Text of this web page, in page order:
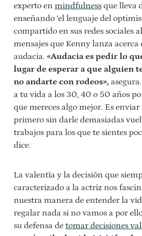
experto en mindfulness que lleva
enseñando ‘el lenguaje del
compartido en sus redes sociales
mensajes que Kenny lanza acerca
audacia. «Audacia es pedir lo
lugar de esperar a que alguien
no andarte con rodeos»,
a tu vida a los 30, 40 o 50 años
que mereces algo mejor. Es
primero sin darle demasiadas
trabajos para los que te sientes
dice.
La valentía y la decisión que
caracterizado a la actriz nos
nuestra manera de entender la
regalar nada si no vamos a por
su defensa de tomar decisiones